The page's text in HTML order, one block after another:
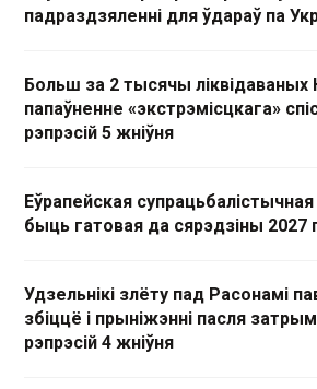
падраздзяленні для ўдараў па
Больш за 2 тысячы ліквідаваных
папаўненне «экстрэмісцкага»
рэпрэсій 5 жніўня
Еўрапейская
быць гатовая да сярэдзіны 2027
Удзельнікі злёту пад Расонамі
збіццё і прыніжэнні пасля
рэпрэсій 4 жніўня